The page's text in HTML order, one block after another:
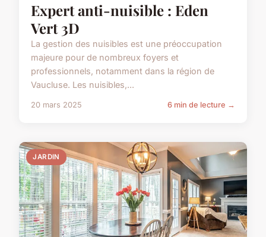
Expert anti-nuisible : Eden
Vert 3D
La gestion des nuisibles est une préoccupation
majeure pour de nombreux foyers et
professionnels, notamment dans la région de
Vaucluse. Les nuisibles,...
20 mars 2025 6 min de lecture →
JARDIN